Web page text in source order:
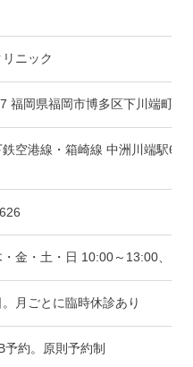
ニック
福岡県福岡市博多区下川端町3-
空港線・箱崎線 中洲川端駅6
・金・土・日 10:00～13:00、
月ごとに臨時休診あり
予約。原則予約制